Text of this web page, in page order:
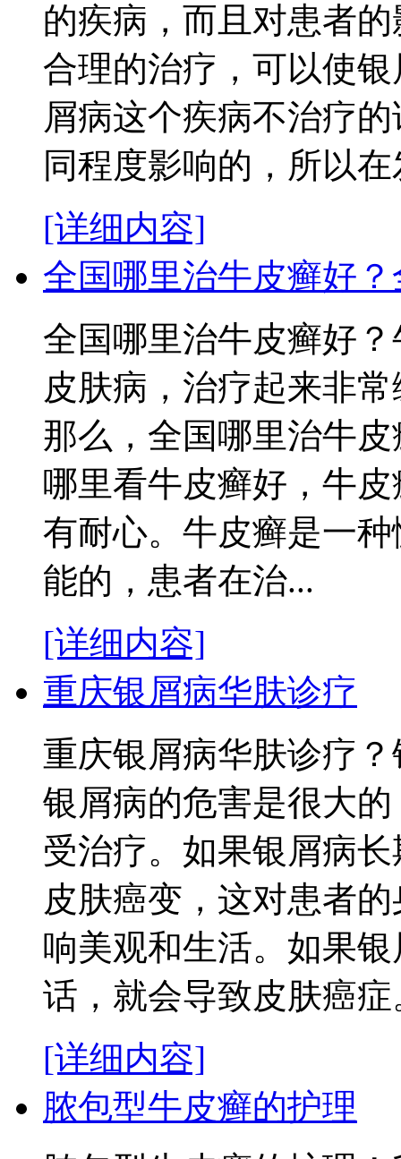
的疾病，而且对患者
合理的治疗，可以使
屑病这个疾病不治疗
同程度影响的，所以
[详细内容]
全国哪里治牛皮癣好
全国哪里治牛皮癣好
皮肤病，治疗起来非
那么，全国哪里治牛
哪里看牛皮癣好，牛
有耐心。牛皮癣是一
能的，患者在治...
[详细内容]
重庆银屑病华肤诊疗
重庆银屑病华肤诊疗
银屑病的危害是很大
受治疗。如果银屑病
皮肤癌变，这对患者
响美观和生活。如果
话，就会导致皮肤癌
[详细内容]
脓包型牛皮癣的护理